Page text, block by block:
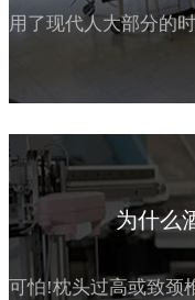
用了现代人大部分的时
为什么
可怕!枕头过高或致颈